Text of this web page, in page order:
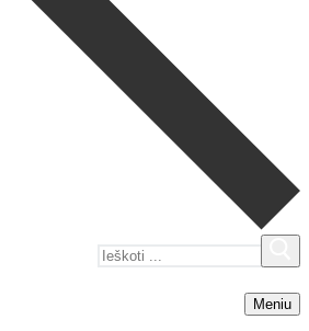
Meniu